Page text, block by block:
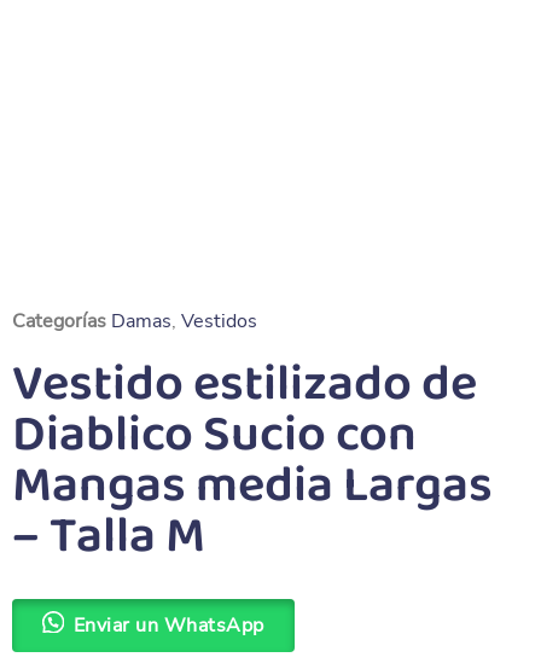
Categorías Damas, Vestidos
Vestido estilizado de
Diablico Sucio con
Mangas media Largas
– Talla M
Enviar un WhatsApp